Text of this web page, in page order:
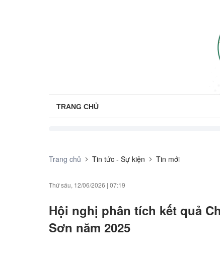
TRANG CHỦ
Trang chủ Tin tức - Sự kiện Tin mới
Thứ sáu, 12/06/2026 | 07:19
Hội nghị phân tích kết quả
Sơn năm 2025